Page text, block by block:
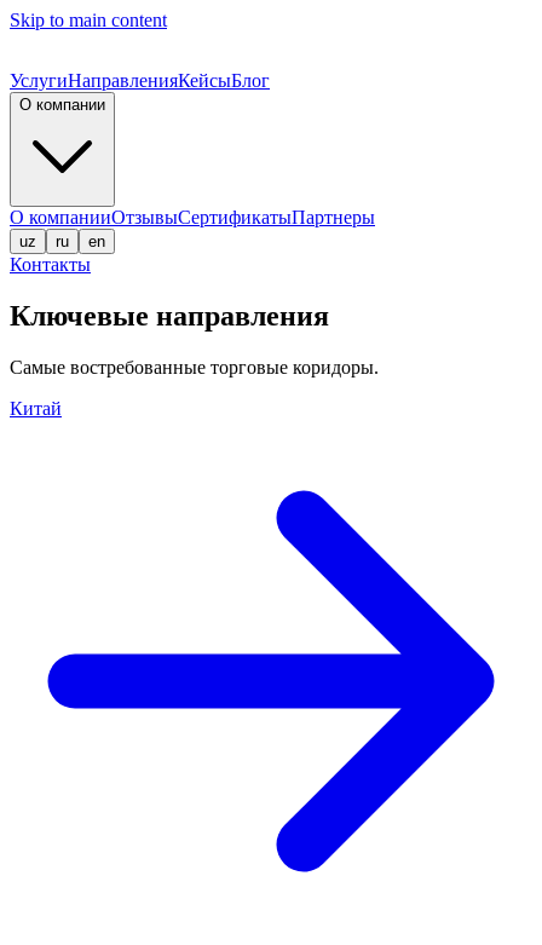
Skip to main content
УслугиНаправленияКейсыБлог
О компании
О компанииОтзывыСертификатыПартнеры
uz ru en
Контакты
Ключевые направления
Самые востребованные торговые коридоры.
Китай